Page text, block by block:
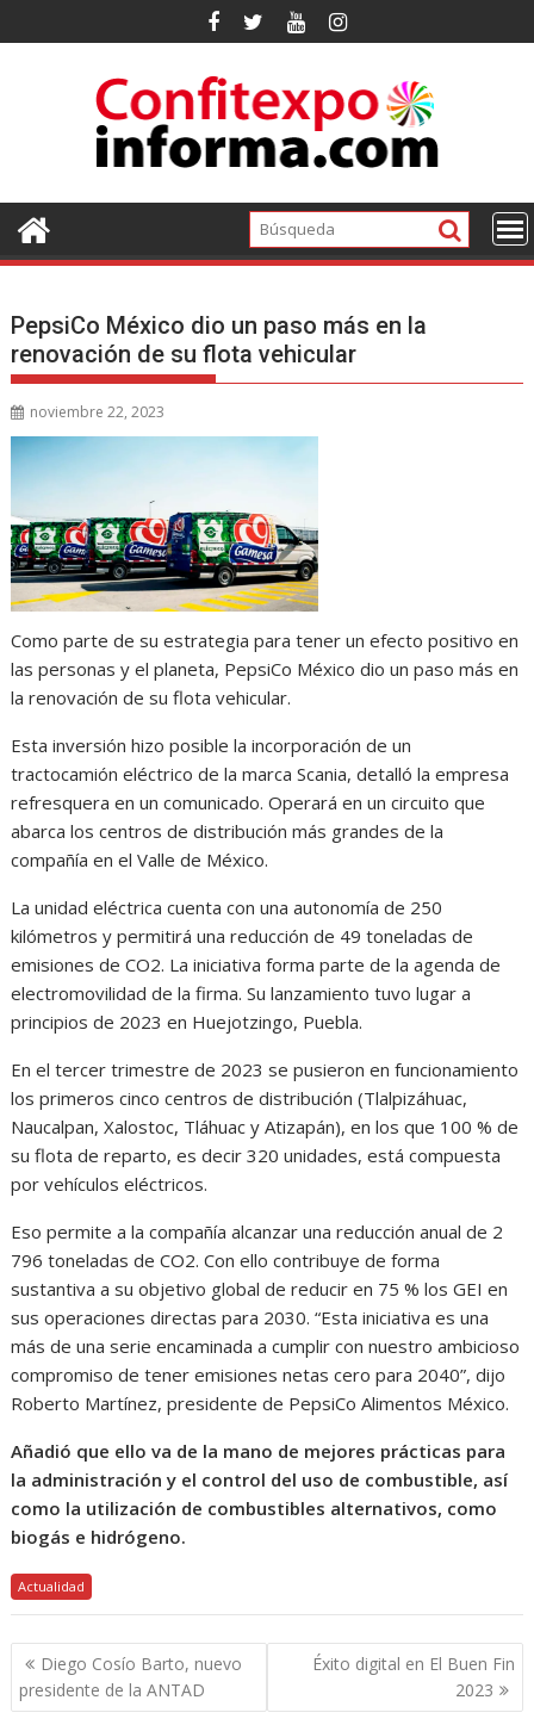
al
PepsiCo México dio un paso más en la
renovación de su flota vehicular
noviembre 22, 2023
Como parte de su estrategia para tener un efecto positivo en
las personas y el planeta, PepsiCo México dio un paso más en
la renovación de su flota vehicular.
Esta inversión hizo posible la incorporación de un
tractocamión eléctrico de la marca Scania, detalló la empresa
refresquera en un comunicado. Operará en un circuito que
abarca los centros de distribución más grandes de la
compañía en el Valle de México.
La unidad eléctrica cuenta con una autonomía de 250
kilómetros y permitirá una reducción de 49 toneladas de
emisiones de CO2. La iniciativa forma parte de la agenda de
electromovilidad de la firma. Su lanzamiento tuvo lugar a
principios de 2023 en Huejotzingo, Puebla.
En el tercer trimestre de 2023 se pusieron en funcionamiento
los primeros cinco centros de distribución (Tlalpizáhuac,
Naucalpan, Xalostoc, Tláhuac y Atizapán), en los que 100 % de
su flota de reparto, es decir 320 unidades, está compuesta
por vehículos eléctricos.
Eso permite a la compañía alcanzar una reducción anual de 2
796 toneladas de CO2. Con ello contribuye de forma
sustantiva a su objetivo global de reducir en 75 % los GEI en
sus operaciones directas para 2030. “Esta iniciativa es una
más de una serie encaminada a cumplir con nuestro ambicioso
compromiso de tener emisiones netas cero para 2040”, dijo
Roberto Martínez, presidente de PepsiCo Alimentos México.
Añadió que ello va de la mano de mejores prácticas para
la administración y el control del uso de combustible, así
como la utilización de combustibles alternativos, como
biogás e hidrógeno.
Actualidad
Navegación
de
Diego Cosío Barto, nuevo
presidente de la ANTAD
Éxito digital en El Buen Fin
2023